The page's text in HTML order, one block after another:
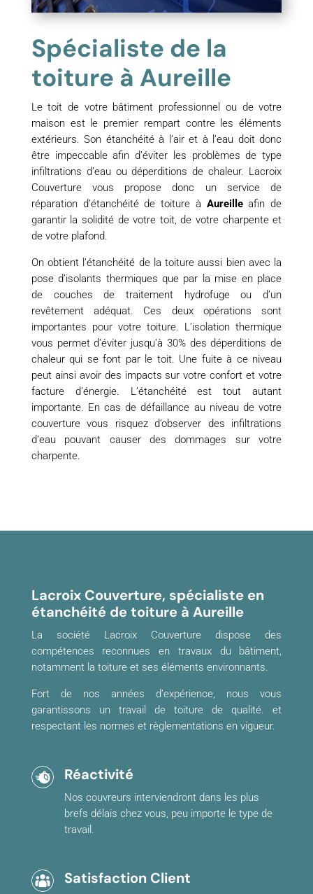
Spécialiste de la
toiture à Aureille
Le toit de votre bâtiment professionnel ou de votre
maison est le premier rempart contre les éléments
extérieurs. Son étanchéité à l’air et à l’eau doit donc
être impeccable afin d’éviter les problèmes de type
infiltrations d’eau ou déperditions de chaleur. Lacroix
Couverture vous propose donc un service de
réparation d’étanchéité de toiture à Aureilleafin de
garantir la solidité de votre toit, de votre charpente et
de votre plafond.
On obtient l’étanchéité de la toiture aussi bien avec la
pose d’isolants thermiques que par la mise en place
de couches de traitement hydrofuge ou d’un
revêtement adéquat. Ces deux opérations sont
importantes pour votre toiture. L’isolation thermique
vous permet d’éviter jusqu’à 30% des déperditions de
chaleur qui se font par le toit. Une fuite à ce niveau
peut ainsi avoir des impacts sur votre confort et votre
facture d’énergie. L’étanchéité est tout autant
importante. En cas de défaillance au niveau de votre
couverture vous risquez d’observer des infiltrations
d’eau pouvant causer des dommages sur votre
charpente.
Lacroix Couverture, spécialiste en
étanchéité de toiture à Aureille
La société Lacroix Couverture dispose des
compétences reconnues en travaux du bâtiment,
notamment la toiture et ses éléments environnants.
Fort de nos années d’expérience, nous vous
garantissons un travail de toiture de qualité. et
respectant les normes et règlementations en vigueur.
Réactivité
Nos couvreurs interviendront dans les plus
brefs délais chez vous, peu importe le type de
travail.
Satisfaction Client